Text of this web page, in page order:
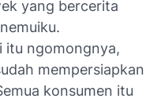
yang bercerita
itu ngomongnya,
mempersiapkan
konsumen itu